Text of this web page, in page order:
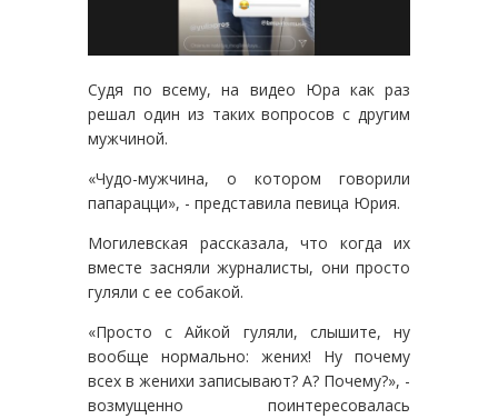
Судя по всему, на видео Юра как раз
решал один из таких вопросов с другим
мужчиной.
«Чудо-мужчина, о котором говорили
папарацци», - представила певица Юрия.
Могилевская рассказала, что когда их
вместе засняли журналисты, они просто
гуляли с ее собакой.
«Просто с Айкой гуляли, слышите, ну
вообще нормально: жених! Ну почему
всех в женихи записывают? А? Почему?», -
возмущенно поинтересовалась